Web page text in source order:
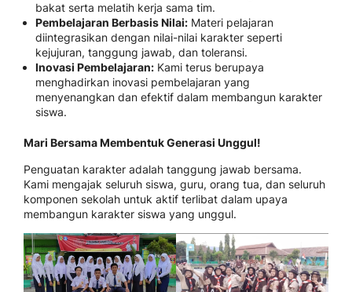
bakat serta melatih kerja sama tim.
Pembelajaran Berbasis Nilai: Materi pelajaran
diintegrasikan dengan nilai-nilai karakter seperti
kejujuran, tanggung jawab, dan toleransi.
Inovasi Pembelajaran: Kami terus berupaya
menghadirkan inovasi pembelajaran yang
menyenangkan dan efektif dalam membangun karakter
siswa.
Mari Bersama Membentuk Generasi Unggul!
Penguatan karakter adalah tanggung jawab bersama.
Kami mengajak seluruh siswa, guru, orang tua, dan seluruh
komponen sekolah untuk aktif terlibat dalam upaya
membangun karakter siswa yang unggul.